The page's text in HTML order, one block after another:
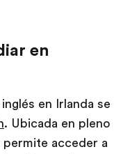
en
en Irlanda se
. Ubicada en pleno
acceder a